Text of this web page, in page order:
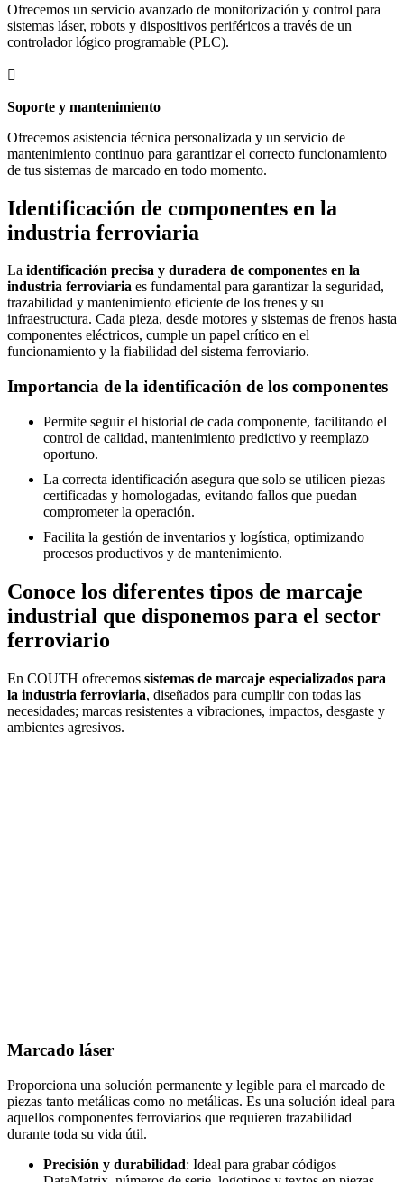
Ofrecemos un servicio avanzado de monitorización y control para
sistemas láser, robots y dispositivos periféricos a través de un
controlador lógico programable (PLC).

Soporte y mantenimiento
Ofrecemos asistencia técnica personalizada y un servicio de
mantenimiento continuo para garantizar el correcto funcionamiento
de tus sistemas de marcado en todo momento.
Identificación de componentes en la
industria ferroviaria
La identificación precisa y duradera de componentes en la
industria ferroviaria es fundamental para garantizar la seguridad,
trazabilidad y mantenimiento eficiente de los trenes y su
infraestructura. Cada pieza, desde motores y sistemas de frenos hasta
componentes eléctricos, cumple un papel crítico en el
funcionamiento y la fiabilidad del sistema ferroviario.
Importancia de la identificación de los componentes
Permite seguir el historial de cada componente, facilitando el
control de calidad, mantenimiento predictivo y reemplazo
oportuno.
La correcta identificación asegura que solo se utilicen piezas
certificadas y homologadas, evitando fallos que puedan
comprometer la operación.
Facilita la gestión de inventarios y logística, optimizando
procesos productivos y de mantenimiento.
Conoce los diferentes tipos de marcaje
industrial que disponemos para el sector
ferroviario
En COUTH ofrecemos sistemas de marcaje especializados para
la industria ferroviaria, diseñados para cumplir con todas las
necesidades; marcas resistentes a vibraciones, impactos, desgaste y
ambientes agresivos.
Marcado láser
Proporciona una solución permanente y legible para el marcado de
piezas tanto metálicas como no metálicas. Es una solución ideal para
aquellos componentes ferroviarios que requieren trazabilidad
durante toda su vida útil.
Precisión y durabilidad: Ideal para grabar códigos